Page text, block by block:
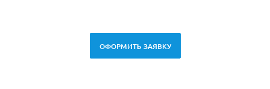
ОФОРМИТЬ ЗАЯВКУ